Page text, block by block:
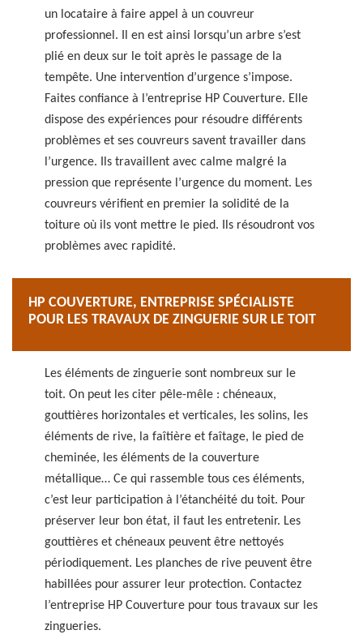
un locataire à faire appel à un couvreur
professionnel. Il en est ainsi lorsqu’un arbre s’est
plié en deux sur le toit après le passage de la
tempête. Une intervention d’urgence s’impose.
Faites confiance à l’entreprise HP Couverture. Elle
dispose des expériences pour résoudre différents
problèmes et ses couvreurs savent travailler dans
l’urgence. Ils travaillent avec calme malgré la
pression que représente l’urgence du moment. Les
couvreurs vérifient en premier la solidité de la
toiture où ils vont mettre le pied. Ils résoudront vos
problèmes avec rapidité.
HP COUVERTURE, ENTREPRISE SPÉCIALISTE
POUR LES TRAVAUX DE ZINGUERIE SUR LE TOIT
Les éléments de zinguerie sont nombreux sur le
toit. On peut les citer pêle-mêle : chéneaux,
gouttières horizontales et verticales, les solins, les
éléments de rive, la faîtière et faîtage, le pied de
cheminée, les éléments de la couverture
métallique… Ce qui rassemble tous ces éléments,
c’est leur participation à l’étanchéité du toit. Pour
préserver leur bon état, il faut les entretenir. Les
gouttières et chéneaux peuvent être nettoyés
périodiquement. Les planches de rive peuvent être
habillées pour assurer leur protection. Contactez
l’entreprise HP Couverture pour tous travaux sur les
zingueries.